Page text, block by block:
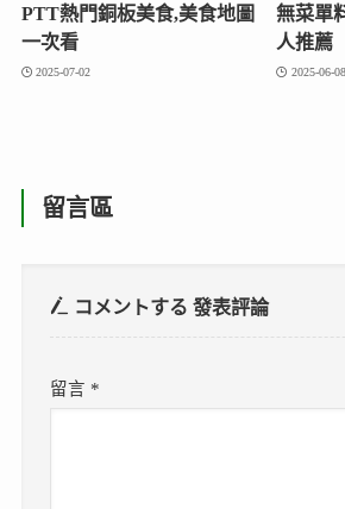
PTT熱門銅板美食,美食地圖
一次看
2025-07-02
無菜單
人推薦
2025-06-08
留言區
コメントする發表評論
留言 *